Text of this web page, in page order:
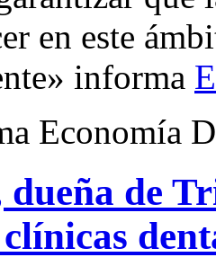
en este
informa
Economía
de